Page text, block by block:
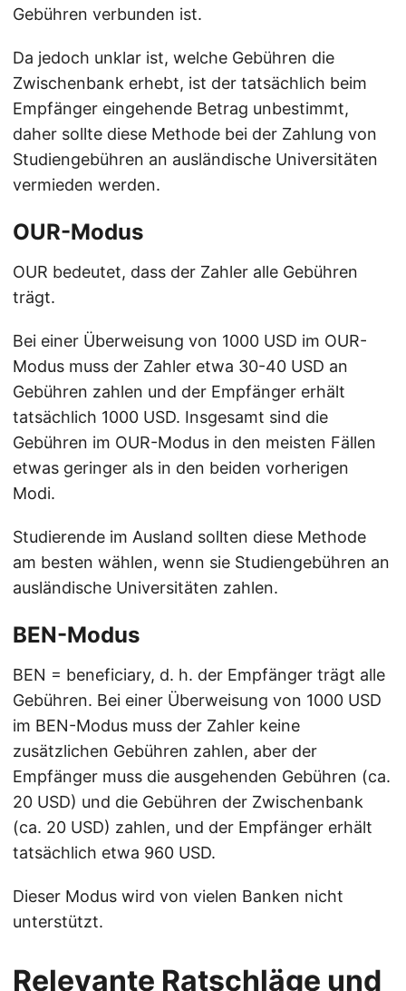
Gebühren verbunden ist.
Da jedoch unklar ist, welche Gebühren die
Zwischenbank erhebt, ist der tatsächlich beim
Empfänger eingehende Betrag unbestimmt,
daher sollte diese Methode bei der Zahlung von
Studiengebühren an ausländische Universitäten
vermieden werden.
OUR-Modus
OUR bedeutet, dass der Zahler alle Gebühren
trägt.
Bei einer Überweisung von 1000 USD im OUR-
Modus muss der Zahler etwa 30-40 USD an
Gebühren zahlen und der Empfänger erhält
tatsächlich 1000 USD. Insgesamt sind die
Gebühren im OUR-Modus in den meisten Fällen
etwas geringer als in den beiden vorherigen
Modi.
Studierende im Ausland sollten diese Methode
am besten wählen, wenn sie Studiengebühren an
ausländische Universitäten zahlen.
BEN-Modus
BEN = beneficiary, d. h. der Empfänger trägt alle
Gebühren. Bei einer Überweisung von 1000 USD
im BEN-Modus muss der Zahler keine
zusätzlichen Gebühren zahlen, aber der
Empfänger muss die ausgehenden Gebühren (ca.
20 USD) und die Gebühren der Zwischenbank
(ca. 20 USD) zahlen, und der Empfänger erhält
tatsächlich etwa 960 USD.
Dieser Modus wird von vielen Banken nicht
unterstützt.
Relevante Ratschläge und